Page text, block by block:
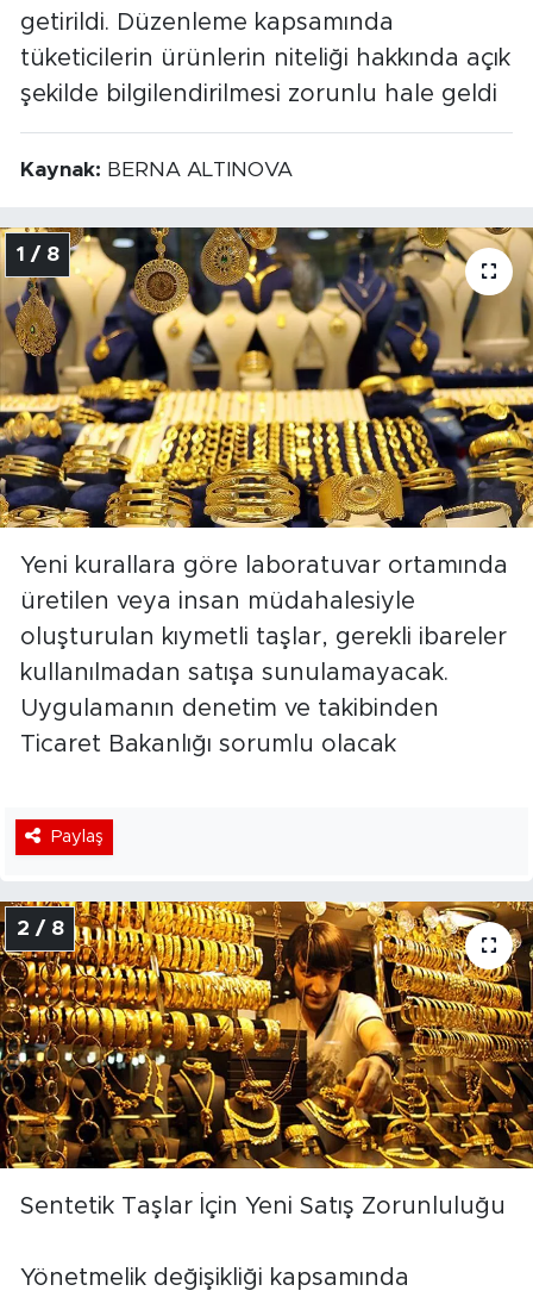
getirildi. Düzenleme kapsamında
tüketicilerin ürünlerin niteliği hakkında açık
şekilde bilgilendirilmesi zorunlu hale geldi
Kaynak: BERNA ALTINOVA
1 / 8
Yeni kurallara göre laboratuvar ortamında
üretilen veya insan müdahalesiyle
oluşturulan kıymetli taşlar, gerekli ibareler
kullanılmadan satışa sunulamayacak.
Uygulamanın denetim ve takibinden
Ticaret Bakanlığı sorumlu olacak
Paylaş
2 / 8
Sentetik Taşlar İçin Yeni Satış Zorunluluğu
Yönetmelik değişikliği kapsamında